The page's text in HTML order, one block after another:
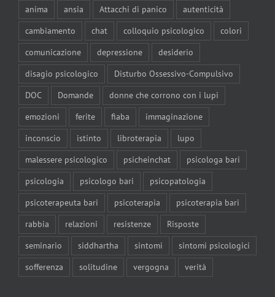
anima ansia Attacchi di panico
autenticità
cambiamento
chat colloquio psicologico
colori
comunicazione
depressione
desiderio
disagio psicologico
Disturbo Ossessivo-Compulsivo
DOC
Domande
donne che corrono con i lupi
emozioni
ferite fiaba
immaginazione
inconscio
istinto libroterapia
lupo
malessere psicologico
psicheinchat
psicologa bari
psicologia
psicologo bari
psicopatologia
psicoterapeuta bari
psicoterapia
psicoterapia bari
rabbia
relazioni resistenze
Risposte
seminario
siddhartha sintomi
sintomi psicologici
sofferenza
solitudine vergogna verità